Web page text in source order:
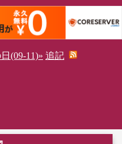
(09-11)» 追記